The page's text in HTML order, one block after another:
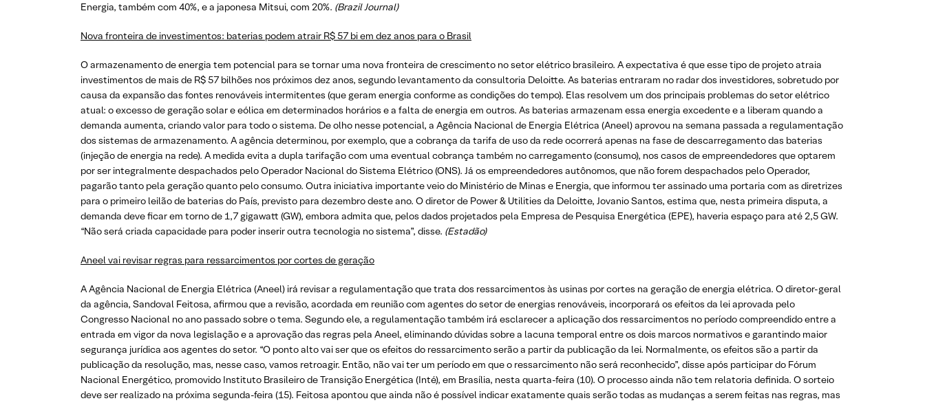
Energia, também com 40%, e a japonesa Mitsui, com 20%. (Brazil Journal)
Nova fronteira de investimentos: baterias podem atrair R$ 57 bi em dez anos para o Brasil
O armazenamento de energia tem potencial para se tornar uma nova fronteira de crescimento no setor elétrico brasileiro. A expectativa é que esse tipo de projeto atraia
investimentos de mais de R$ 57 bilhões nos próximos dez anos, segundo levantamento da consultoria Deloitte. As baterias entraram no radar dos investidores, sobretudo por
causa da expansão das fontes renováveis intermitentes (que geram energia conforme as condições do tempo). Elas resolvem um dos principais problemas do setor elétrico
atual: o excesso de geração solar e eólica em determinados horários e a falta de energia em outros. As baterias armazenam essa energia excedente e a liberam quando a
demanda aumenta, criando valor para todo o sistema. De olho nesse potencial, a Agência Nacional de Energia Elétrica (Aneel) aprovou na semana passada a regulamentação
dos sistemas de armazenamento. A agência determinou, por exemplo, que a cobrança da tarifa de uso da rede ocorrerá apenas na fase de descarregamento das baterias
(injeção de energia na rede). A medida evita a dupla tarifação com uma eventual cobrança também no carregamento (consumo), nos casos de empreendedores que optarem
por ser integralmente despachados pelo Operador Nacional do Sistema Elétrico (ONS). Já os empreendedores autônomos, que não forem despachados pelo Operador,
pagarão tanto pela geração quanto pelo consumo. Outra iniciativa importante veio do Ministério de Minas e Energia, que informou ter assinado uma portaria com as diretrizes
para o primeiro leilão de baterias do País, previsto para dezembro deste ano. O diretor de Power & Utilities da Deloitte, Jovanio Santos, estima que, nesta primeira disputa, a
demanda deve ficar em torno de 1,7 gigawatt (GW), embora admita que, pelos dados projetados pela Empresa de Pesquisa Energética (EPE), haveria espaço para até 2,5 GW.
“Não será criada capacidade para poder inserir outra tecnologia no sistema”, disse. (Estadão)
Aneel vai revisar regras para ressarcimentos por cortes de geração
A Agência Nacional de Energia Elétrica (Aneel) irá revisar a regulamentação que trata dos ressarcimentos às usinas por cortes na geração de energia elétrica. O diretor-geral
da agência, Sandoval Feitosa, afirmou que a revisão, acordada em reunião com agentes do setor de energias renováveis, incorporará os efeitos da lei aprovada pelo
Congresso Nacional no ano passado sobre o tema. Segundo ele, a regulamentação também irá esclarecer a aplicação dos ressarcimentos no período compreendido entre a
entrada em vigor da nova legislação e a aprovação das regras pela Aneel, eliminando dúvidas sobre a lacuna temporal entre os dois marcos normativos e garantindo maior
segurança jurídica aos agentes do setor. “O ponto alto vai ser que os efeitos do ressarcimento serão a partir da publicação da lei. Normalmente, os efeitos são a partir da
publicação da resolução, mas, nesse caso, vamos retroagir. Então, não vai ter um período em que o ressarcimento não será reconhecido”, disse após participar do Fórum
Nacional Energético, promovido Instituto Brasileiro de Transição Energética (Inté), em Brasília, nesta quarta-feira (10). O processo ainda não tem relatoria definida. O sorteio
deve ser realizado na próxima segunda-feira (15). Feitosa apontou que ainda não é possível indicar exatamente quais serão todas as mudanças a serem feitas nas regras, mas